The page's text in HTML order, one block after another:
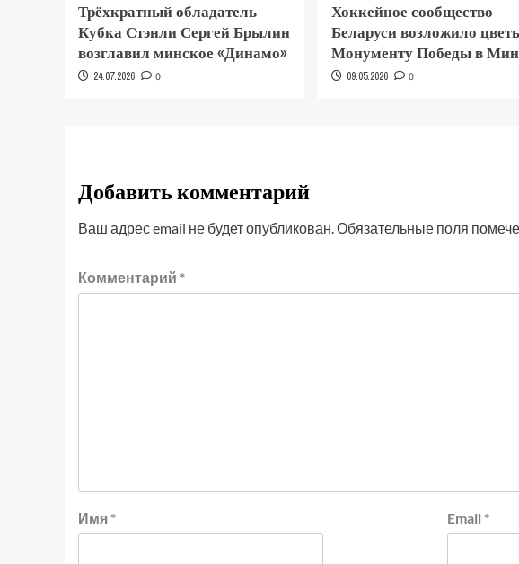
Трёхкратный обладатель
Кубка Стэнли Сергей Брылин
возглавил минское «Динамо»
24.07.2026 0
Хоккейное сообщество
Беларуси возложило
Монументу Победы в
09.05.2026 0
Добавить комментарий
Ваш адрес email не будет опубликован.Обязательные поля
Комментарий *
Имя * Email *